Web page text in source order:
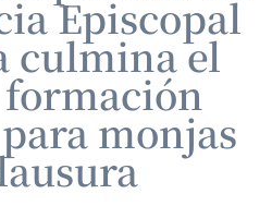
Episcopal
culmina el
monjas